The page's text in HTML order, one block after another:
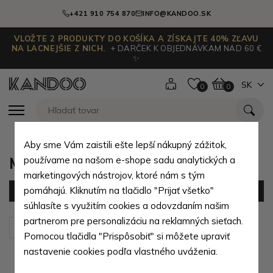
+421 910 754 870 INFO@KANDOO.SK
VLOŽTE 2 PRODUKTY DO KOŠÍKA A ZÍSKAJTE 40% ZĽAVU
NA LACNEJŠIE Z NICH.
+ DARČEK K OBJEDNÁVKAM NAD 60 €
✨
0 0 SK
Modré cestovné kufre
Filter (5 produktov)
Zoradiť podľa: Predvolené
Aby sme Vám zaistili ešte lepší nákupný zážitok,
používame na našom e-shope sadu analytických a
marketingových nástrojov, ktoré nám s tým
pomáhajú. Kliknutím na tlačidlo "Prijať všetko"
súhlasíte s využitím cookies a odovzdaním našim
partnerom pre personalizáciu na reklamných sieťach.
Pomocou tlačidla "Prispôsobiť" si môžete upraviť
nastavenie cookies podľa vlastného uváženia.